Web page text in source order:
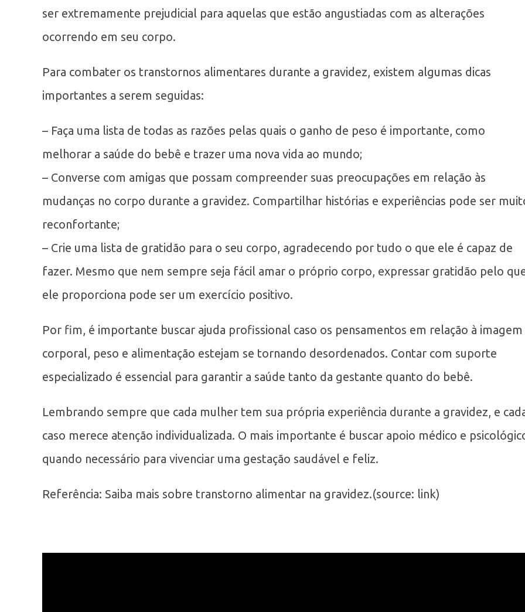
ser extremamente prejudicial para aquelas que estão angustiadas com as alterações
ocorrendo em seu corpo.
Para combater os transtornos alimentares durante a gravidez, existem algumas dicas
importantes a serem seguidas:
– Faça uma lista de todas as razões pelas quais o ganho de peso é importante, como
melhorar a saúde do bebê e trazer uma nova vida ao mundo;
– Converse com amigas que possam compreender suas preocupações em relação às
mudanças no corpo durante a gravidez. Compartilhar histórias e experiências pode ser
reconfortante;
– Crie uma lista de gratidão para o seu corpo, agradecendo por tudo o que ele é capaz de
fazer. Mesmo que nem sempre seja fácil amar o próprio corpo, expressar gratidão pelo
ele proporciona pode ser um exercício positivo.
Por fim, é importante buscar ajuda profissional caso os pensamentos em relação à imagem
corporal, peso e alimentação estejam se tornando desordenados. Contar com suporte
especializado é essencial para garantir a saúde tanto da gestante quanto do bebê.
Lembrando sempre que cada mulher tem sua própria experiência durante a gravidez, e
caso merece atenção individualizada. O mais importante é buscar apoio médico e
quando necessário para vivenciar uma gestação saudável e feliz.
Referência: Saiba mais sobre transtorno alimentar na gravidez.(source: link)